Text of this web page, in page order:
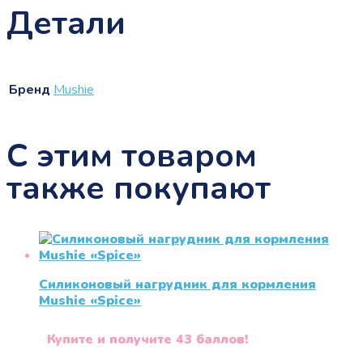
Детали
Бренд Mushie
С этим товаром
также покупают
Силиконовый нагрудник для кормления
Mushie «Spice»
Купите и получите 43 баллов!